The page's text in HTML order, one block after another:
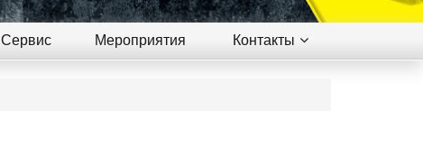
Сервис Мероприятия Контакты